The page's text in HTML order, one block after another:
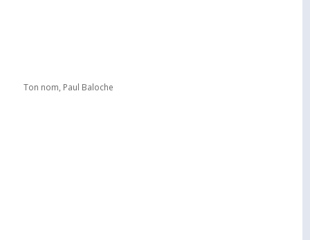
Ton nom, Paul Baloche